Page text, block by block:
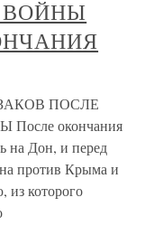
ВОЙНЫ
ПОСЛЕ
окончания
на Дон, и перед
против Крыма и
из которого